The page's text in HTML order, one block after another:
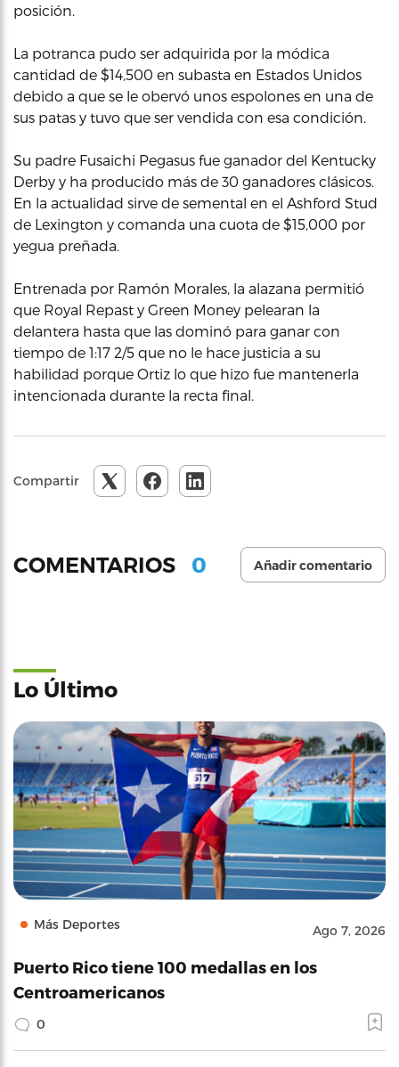
posición.
La potranca pudo ser adquirida por la módica
cantidad de $14,500 en subasta en Estados Unidos
debido a que se le obervó unos espolones en una de
sus patas y tuvo que ser vendida con esa condición.
Su padre Fusaichi Pegasus fue ganador del Kentucky
Derby y ha producido más de 30 ganadores clásicos.
En la actualidad sirve de semental en el Ashford Stud
de Lexington y comanda una cuota de $15,000 por
yegua preñada.
Entrenada por Ramón Morales, la alazana permitió
que Royal Repast y Green Money pelearan la
delantera hasta que las dominó para ganar con
tiempo de 1:17 2/5 que no le hace justicia a su
habilidad porque Ortiz lo que hizo fue mantenerla
intencionada durante la recta final.
Compartir
COMENTARIOS 0 Añadir comentario
Lo Último
Más Deportes Ago 7, 2026
Puerto Rico tiene 100 medallas en los
Centroamericanos
0